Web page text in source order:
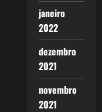
janeiro
2022
dezembro
2021
novembro
2021